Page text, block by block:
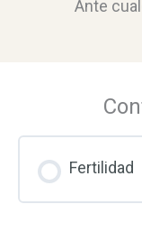
Ante
Fertilidad